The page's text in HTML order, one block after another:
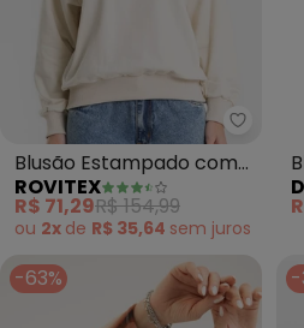
Blusão Estampado com
Gola Alta (Bege)
ROVITEX
R$ 71,29R$ 154,99
ou 2x de R$ 35,64 sem juros
-63% -